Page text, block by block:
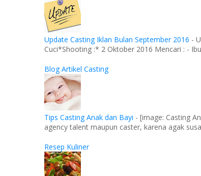
Update Casting Iklan Bulan September 2016 -
Cuci*Shooting :* 2 Oktober 2016 Mencari : -
Blog Artikel Casting
Tips Casting Anak dan Bayi - [image: Casting
agency talent maupun caster, karena agak
Resep Kuliner